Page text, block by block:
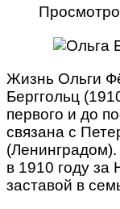
Жизнь Ольги
Берггольц
первого и до
связана с
в 1910 году за
заставой в